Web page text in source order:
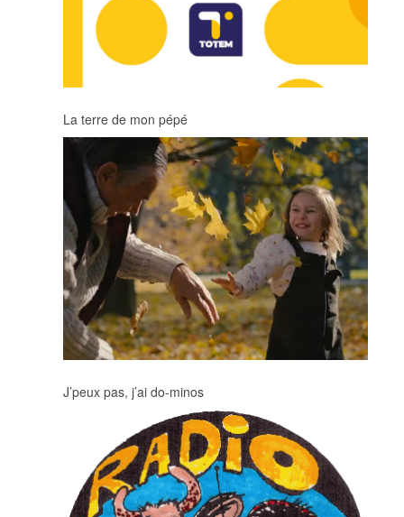
La terre de mon pépé
J’peux pas, j’ai do-minos